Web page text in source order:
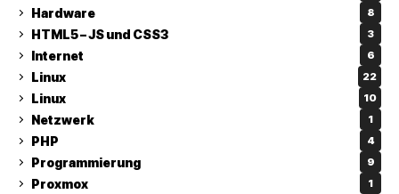
Hardware 8
HTML5 – JS und CSS3 3
Internet 6
Linux 22
Linux 10
Netzwerk 1
PHP 4
Programmierung 9
Proxmox 1